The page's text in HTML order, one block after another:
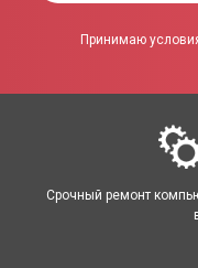
Принимаю
Срочный ремонт